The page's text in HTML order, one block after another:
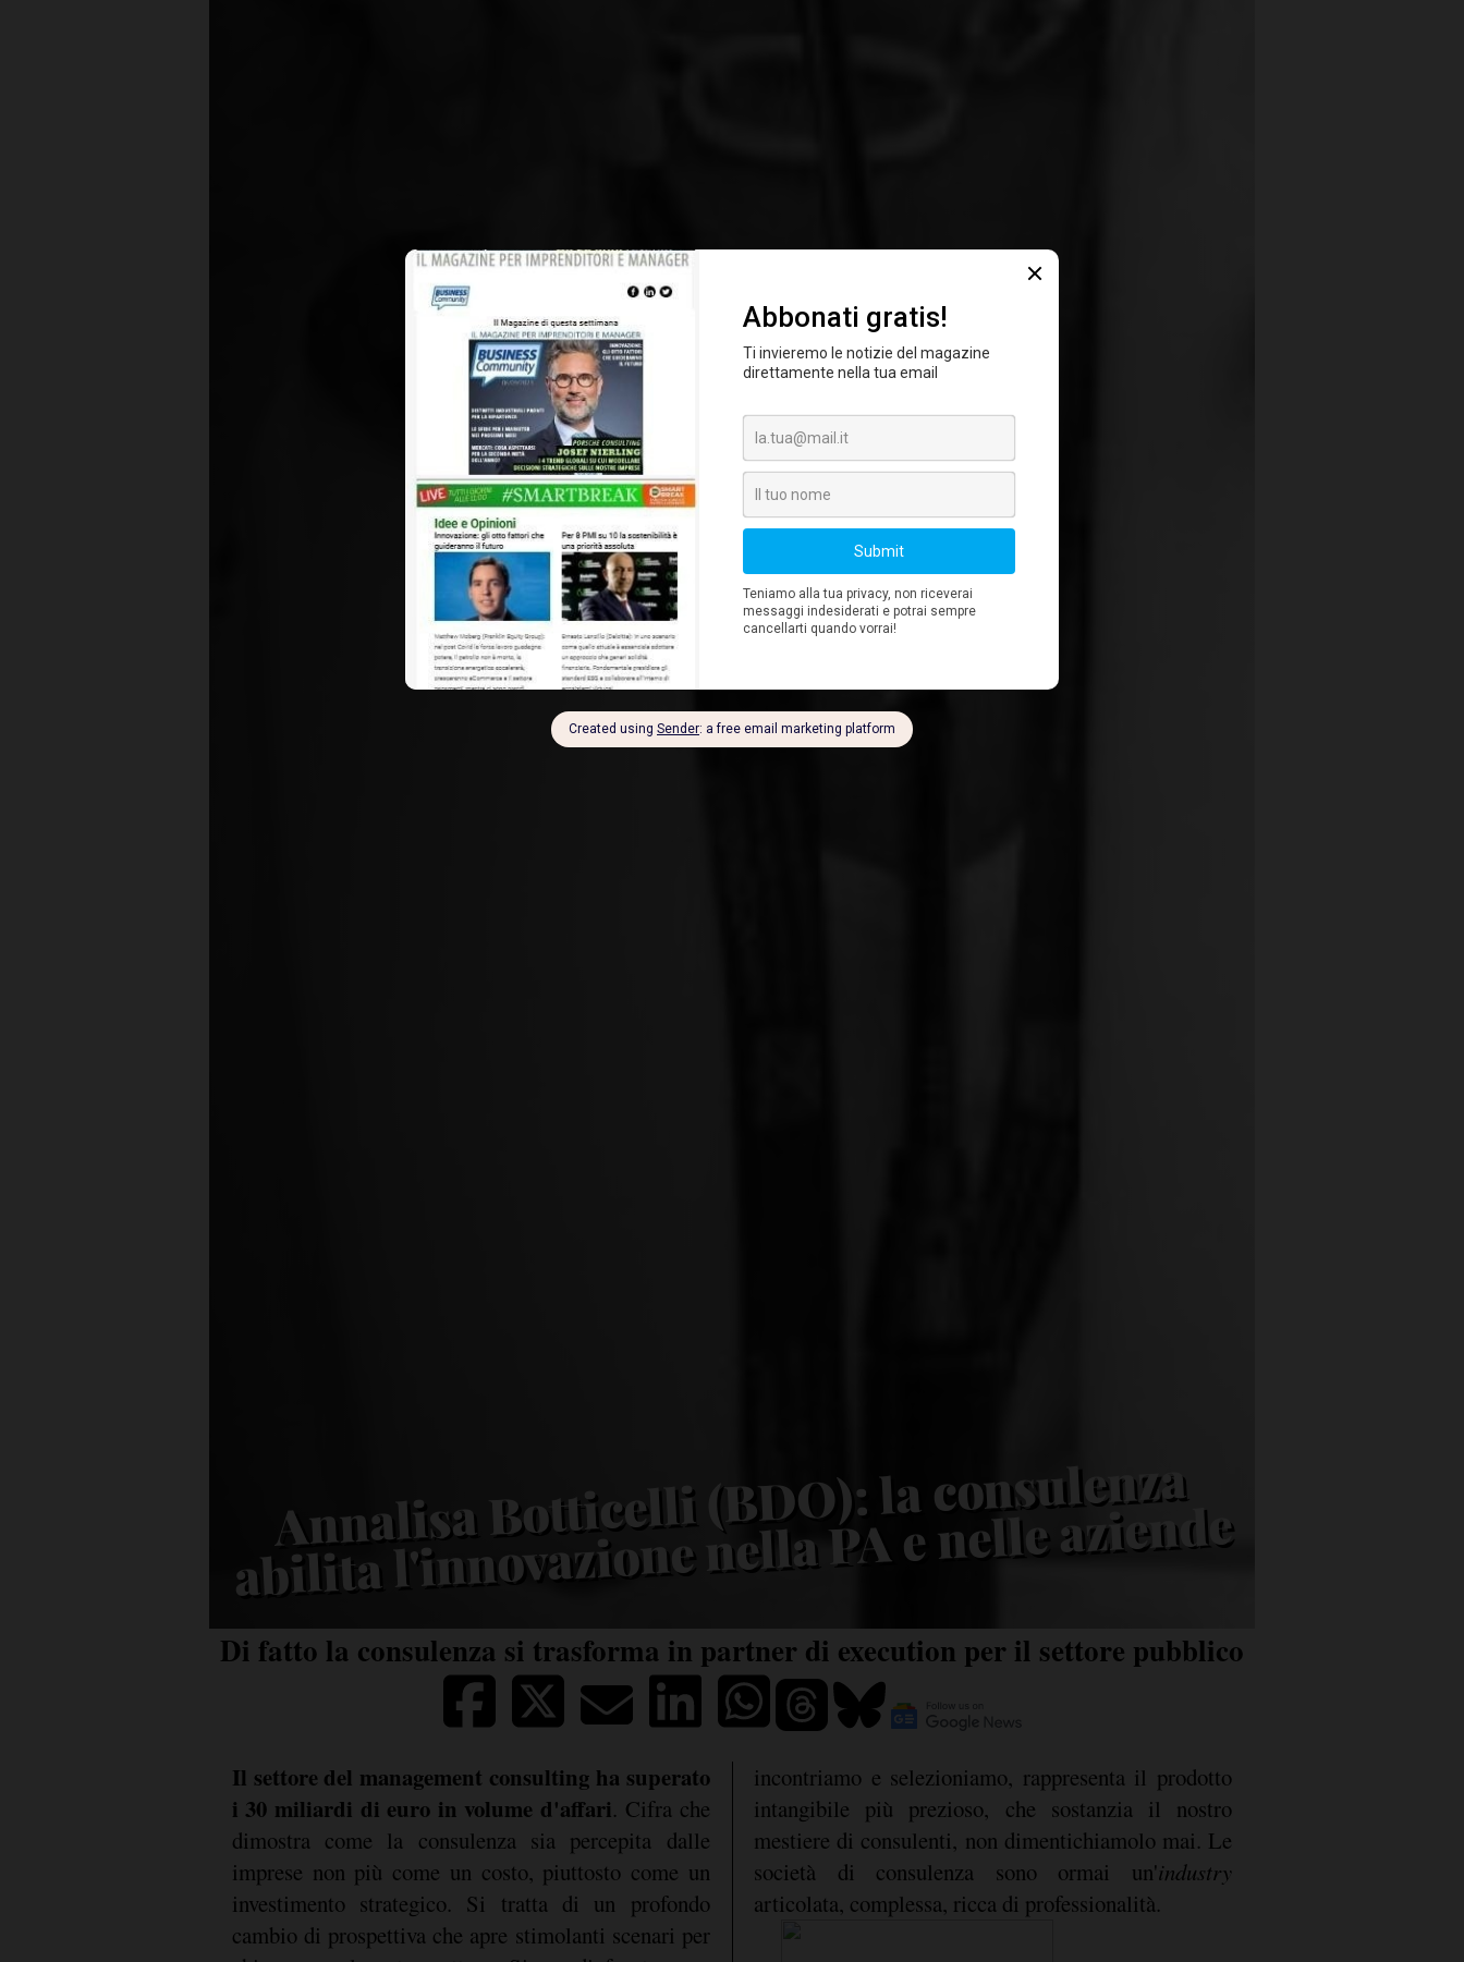
Annalisa Botticelli (BDO): la consulenza
abilita l'innovazione nella PA e nelle aziende
Di fatto la consulenza si trasforma in partner di execution per il settore pubblico
Il settore del management consulting ha superato
i 30 miliardi di euro in volume d'affari. Cifra che
dimostra come la consulenza sia percepita dalle
imprese non più come un costo, piuttosto come un
investimento strategico. Si tratta di un profondo
cambio di prospettiva che apre stimolanti scenari per
incontriamo e selezioniamo, rappresenta il prodotto
intangibile più prezioso, che sostanzia il nostro
mestiere di consulenti, non dimentichiamolo mai. Le
società di consulenza sono ormai un'industry
articolata, complessa, ricca di professionalità.